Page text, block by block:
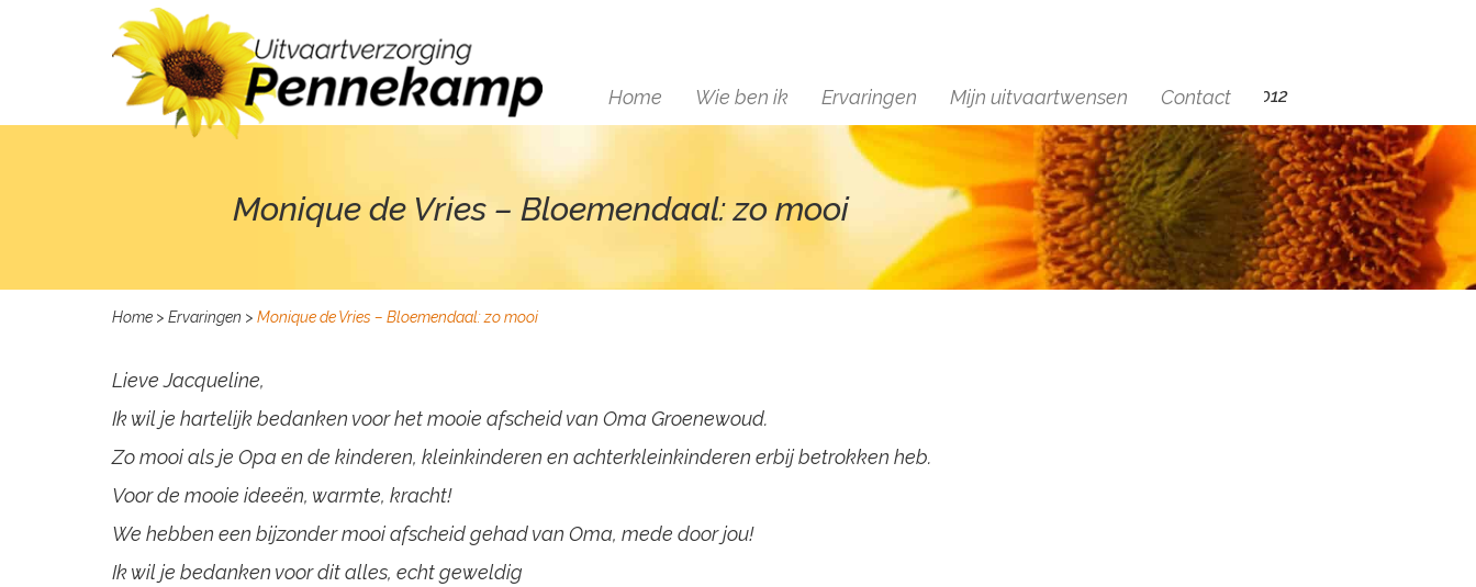
+(31)6 29454012
Home Wie ben ik Ervaringen Mijn uitvaartwensen Contact
Monique de Vries – Bloemendaal: zo mooi
Home > Ervaringen > Monique de Vries – Bloemendaal: zo mooi
Lieve Jacqueline,
Ik wil je hartelijk bedanken voor het mooie afscheid van Oma Groenewoud.
Zo mooi als je Opa en de kinderen, kleinkinderen en achterkleinkinderen erbij betrokken heb.
Voor de mooie ideeën, warmte, kracht!
We hebben een bijzonder mooi afscheid gehad van Oma, mede door jou!
Ik wil je bedanken voor dit alles, echt geweldig